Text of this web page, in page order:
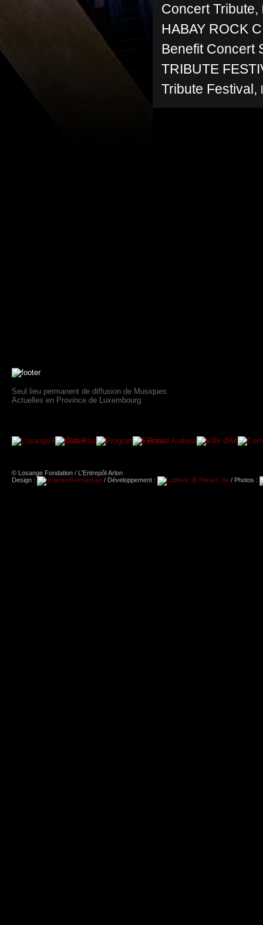
Concert Tribute,
HABAY ROCK
Benefit Concert
TRIBUTE
Tribute Festival ,
Seul lieu permanent de diffusion de Musiques
Actuelles en Province de Luxembourg.
© Losange Fondation / L'Entrepôt Arlon
Design :
/ Développement : / Photos :